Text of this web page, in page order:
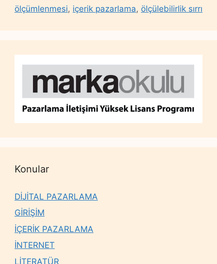
ölçümlenmesi, içerik pazarlama, ölçülebilirlik sırrı
Konular
DİJİTAL PAZARLAMA
GİRİŞİM
İÇERİK PAZARLAMA
İNTERNET
LİTERATÜR